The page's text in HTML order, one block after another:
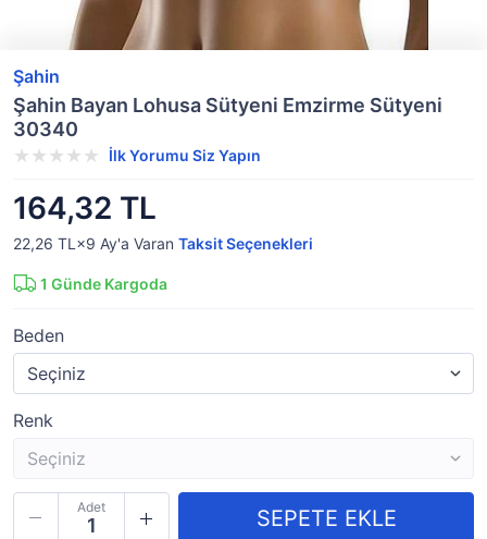
Şahin
Şahin Bayan Lohusa Sütyeni Emzirme Sütyeni
30340
İlk Yorumu Siz Yapın
164,32 TL
22,26 TL×9 Ay'a Varan Taksit Seçenekleri
1 Günde Kargoda
Beden
Renk
Adet